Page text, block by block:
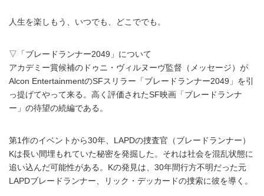
人生を楽しもう、いつでも、どこででも。
▽「ブレードランナー2049」について
アカデミー賞候補のドゥニ・ヴィルヌーヴ監督（メッセージ）が
Alcon EntertainmentのSFスリラー「ブレードランナー2049」を引
っ提げてやって来る。高く評価されたSF映画「ブレードランナ
ー」の待望の続編である。
第1作のイベントから30年、LAPDの捜査官（ブレードランナー）
Kは長い間埋もれていた秘密を発掘した。それは社会を混乱状態に
追い込んだ可能性がある。Kの発見は、30年間行方不明だった元
LAPDブレードランナー、リック・デッカードの捜索に彼を導く。